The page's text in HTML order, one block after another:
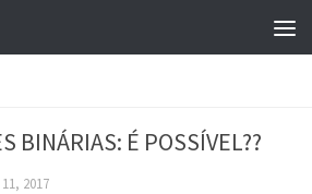
BINÁRIAS: É POSSÍVEL??
2017